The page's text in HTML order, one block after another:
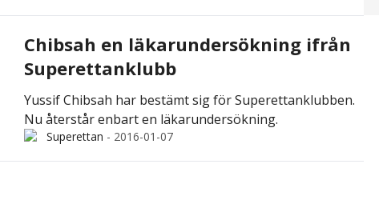
Chibsah en läkarundersökning ifrån
Superettanklubb
Yussif Chibsah har bestämt sig för Superettanklubben.
Nu återstår enbart en läkarundersökning.
Superettan - 2016-01-07